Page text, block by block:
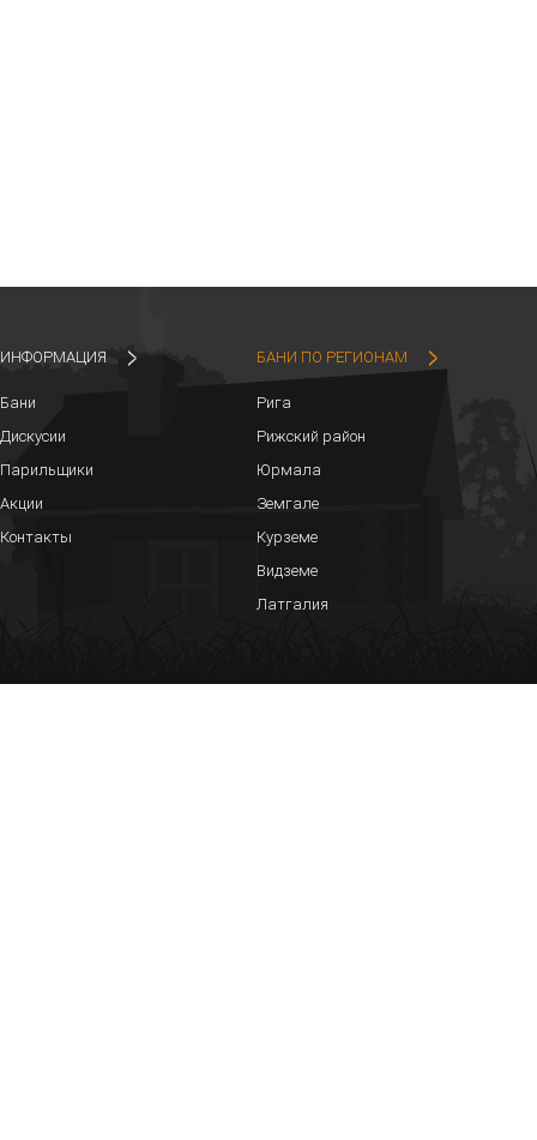
ИНФОРМАЦИЯ
Бани
Дискусии
Парильщики
Акции
Контакты
БАНИ ПО РЕГИОНАМ
Рига
Рижский район
Юрмала
Земгале
Курземе
Видземе
Латгалия